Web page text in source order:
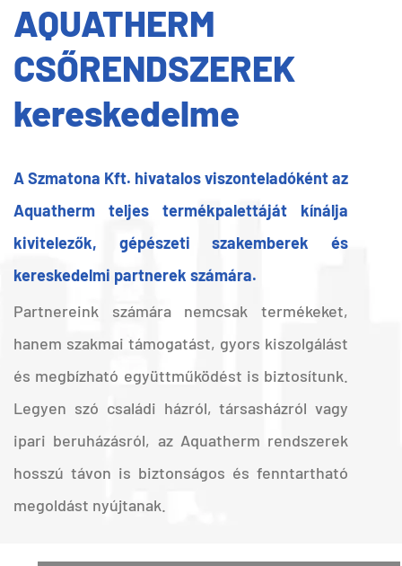
AQUATHERM
CSŐRENDSZEREK
kereskedelme
A Szmatona Kft. hivatalos viszonteladóként az
Aquatherm teljes termékpalettáját kínálja
kivitelezők, gépészeti szakemberek és
kereskedelmi partnerek számára.
Partnereink számára nemcsak termékeket,
hanem szakmai támogatást, gyors kiszolgálást
és megbízható együttműködést is biztosítunk.
Legyen szó családi házról, társasházról vagy
ipari beruházásról, az Aquatherm rendszerek
hosszú távon is biztonságos és fenntartható
megoldást nyújtanak.